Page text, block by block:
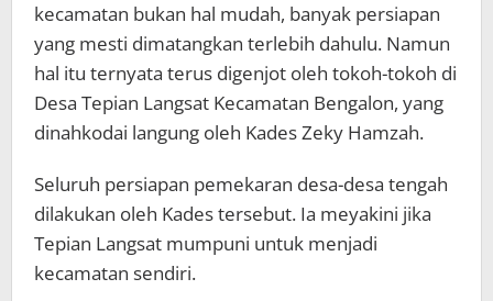
kecamatan bukan hal mudah, banyak persiapan
yang mesti dimatangkan terlebih dahulu. Namun
hal itu ternyata terus digenjot oleh tokoh-tokoh di
Desa Tepian Langsat Kecamatan Bengalon, yang
dinahkodai langung oleh Kades Zeky Hamzah.
Seluruh persiapan pemekaran desa-desa tengah
dilakukan oleh Kades tersebut. Ia meyakini jika
Tepian Langsat mumpuni untuk menjadi
kecamatan sendiri.